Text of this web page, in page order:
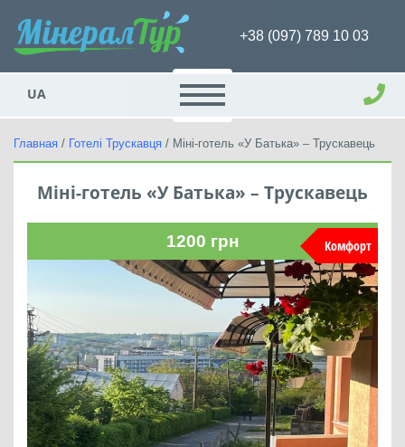
+38 (097) 789 10 03
UA
Главная / Готелі Трускавця / Міні-готель «У Батька» – Трускавець
Міні-готель «У Батька» – Трускавець
1200 грн Комфорт